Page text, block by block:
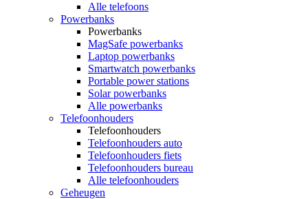
Alle telefoons
Powerbanks
Powerbanks
MagSafe powerbanks
Laptop powerbanks
Smartwatch powerbanks
Portable power stations
Solar powerbanks
Alle powerbanks
Telefoonhouders
Telefoonhouders
Telefoonhouders auto
Telefoonhouders fiets
Telefoonhouders bureau
Alle telefoonhouders
Geheugen